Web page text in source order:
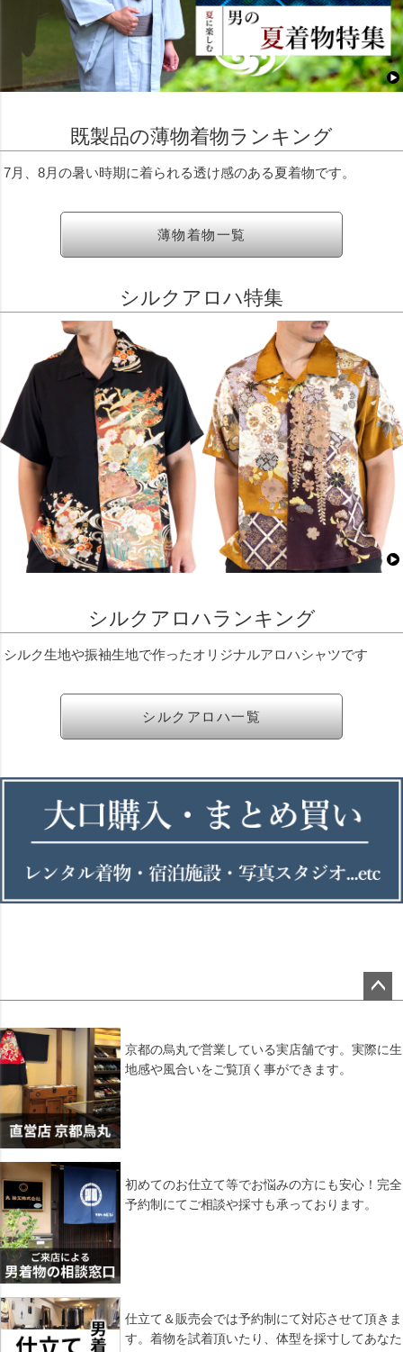
既製品の薄物着物ランキング
7月、8月の暑い時期に着られる透け感のある夏着物です。
薄物着物一覧
シルクアロハ特集
シルクアロハランキング
シルク生地や振袖生地で作ったオリジナルアロハシャツです
シルクアロハ一覧
ップ
京都の烏丸で営業している実店舗です。実際に生
地感や風合いをご覧頂く事ができます。
初めてのお仕立て等でお悩みの方にも安心！完全
予約制にてご相談や採寸も承っております。
仕立て＆販売会では予約制にて対応させて頂きま
す。着物を試着頂いたり、体型を採寸してあなた